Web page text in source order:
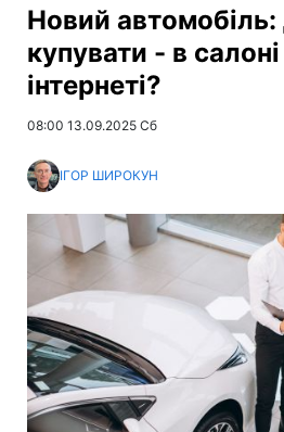
Новий
купувати - в
інтернеті?
08:00 13.09.2025 Сб
ІГОР ШИРОКУН